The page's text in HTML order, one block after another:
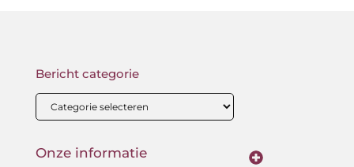
Onze informatie
Bericht categorie